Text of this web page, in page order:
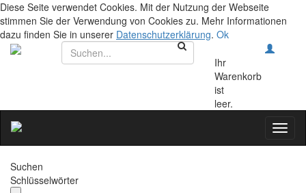
Diese Seite verwendet Cookies. Mit der Nutzung der Webseite
stimmen Sie der Verwendung von Cookies zu. Mehr Informationen
dazu finden Sie in unserer Datenschutzerklärung. Ok
Ihr
Warenkorb
ist
leer.
Suchen
Schlüsselwörter